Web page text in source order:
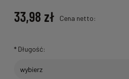
Cena netto:
33,98 zł
* Długość: